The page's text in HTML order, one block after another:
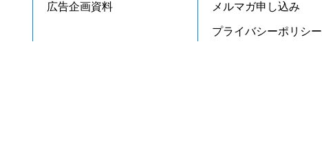
広告企画資料 メルマガ申し込み
プライバシーポリシー